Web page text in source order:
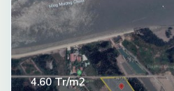
4.60Tr/m2